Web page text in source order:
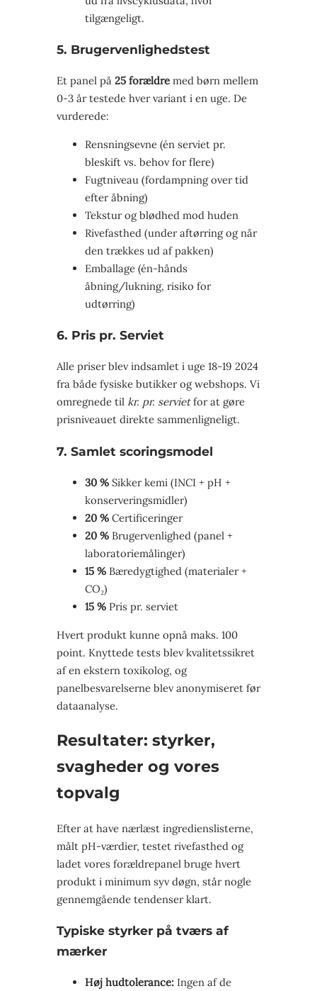
tilgængeligt.
5. Brugervenlighedstest
Et panel på 25 forældre med børn mellem
0-3 år testede hver variant i en uge. De
vurderede:
Rensningsevne (én serviet pr.
bleskift vs. behov for flere)
Fugtniveau (fordampning over tid
efter åbning)
Tekstur og blødhed mod huden
Rivefasthed (under aftørring og når
den trækkes ud af pakken)
Emballage (én-hånds
åbning/lukning, risiko for
udtørring)
6. Pris pr. Serviet
Alle priser blev indsamlet i uge 18-19 2024
fra både fysiske butikker og webshops. Vi
omregnede til kr. pr. servietfor at gøre
prisniveauet direkte sammenligneligt.
7. Samlet scoringsmodel
30 % Sikker kemi (INCI + pH +
konserveringsmidler)
20 % Certificeringer
20 % Brugervenlighed (panel +
laboratoriemålinger)
15 % Bæredygtighed (materialer +
CO₂)
15 % Pris pr. serviet
Hvert produkt kunne opnå maks. 100
point. Knyttede tests blev kvalitetssikret
af en ekstern toxikolog, og
panelbesvarelserne blev anonymiseret før
dataanalyse.
Resultater: styrker,
svagheder og vores
topvalg
Efter at have nærlæst ingredienslisterne,
målt pH-værdier, testet rivefasthed og
ladet vores forældrepanel bruge hvert
produkt i minimum syv døgn, står nogle
gennemgående tendenser klart.
Typiske styrker på tværs af
mærker
Høj hudtolerance: Ingen af de